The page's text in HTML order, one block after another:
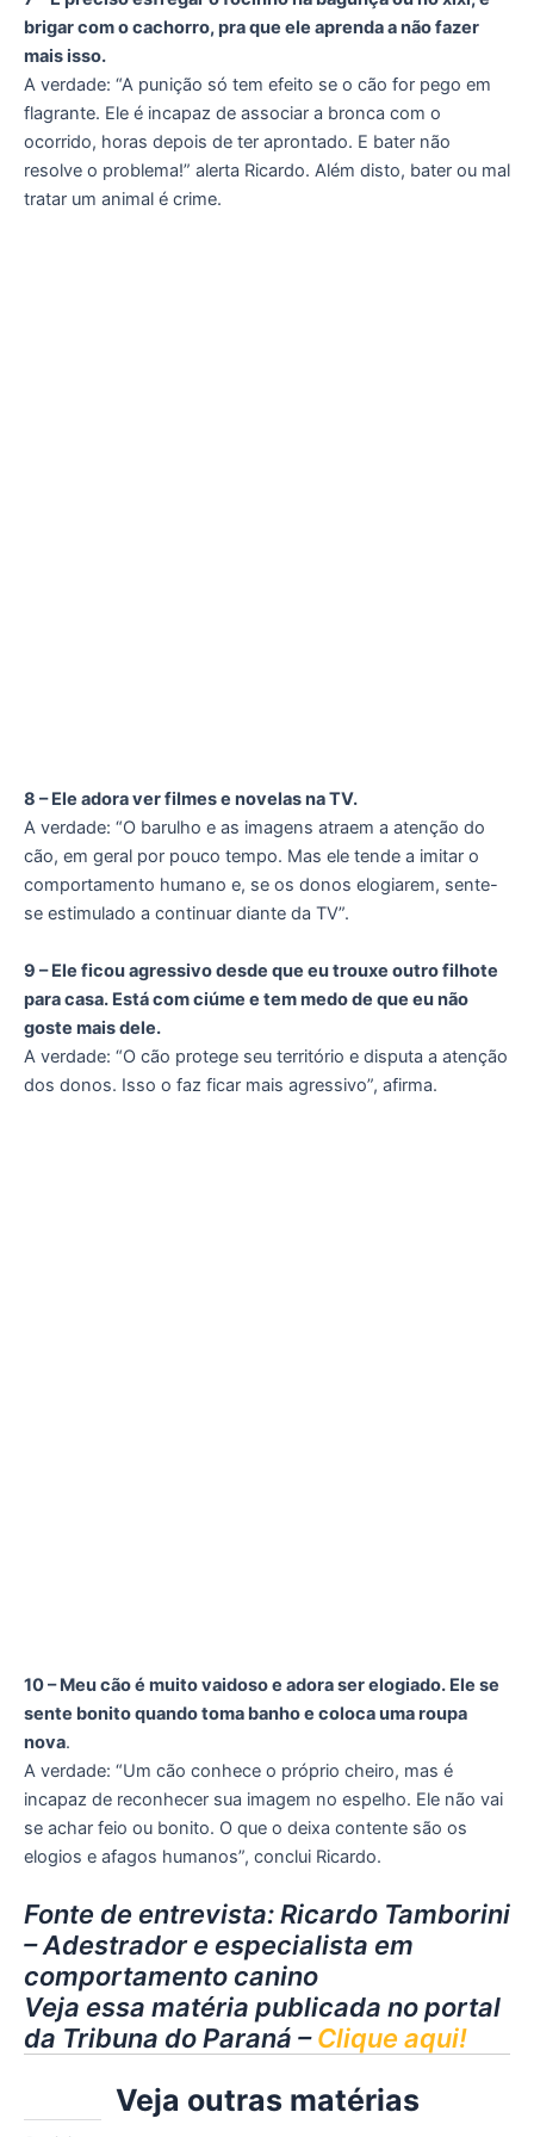
brigar com o cachorro, pra que ele aprenda a não fazer
mais isso.
A verdade: “A punição só tem efeito se o cão for pego em
flagrante. Ele é incapaz de associar a bronca com o
ocorrido, horas depois de ter aprontado. E bater não
resolve o problema!” alerta Ricardo. Além disto, bater ou mal
tratar um animal é crime.
8 – Ele adora ver filmes e novelas na TV.
A verdade: “O barulho e as imagens atraem a atenção do
cão, em geral por pouco tempo. Mas ele tende a imitar o
comportamento humano e, se os donos elogiarem, sente-
se estimulado a continuar diante da TV”.
9 – Ele ficou agressivo desde que eu trouxe outro filhote
para casa. Está com ciúme e tem medo de que eu não
goste mais dele.
A verdade: “O cão protege seu território e disputa a atenção
dos donos. Isso o faz ficar mais agressivo”, afirma.
10 – Meu cão é muito vaidoso e adora ser elogiado. Ele se
sente bonito quando toma banho e coloca uma roupa
nova.
A verdade: “Um cão conhece o próprio cheiro, mas é
incapaz de reconhecer sua imagem no espelho. Ele não vai
se achar feio ou bonito. O que o deixa contente são os
elogios e afagos humanos”, conclui Ricardo.
Fonte de entrevista: Ricardo Tamborini
– Adestrador e especialista em
comportamento canino
Veja essa matéria publicada no portal
da Tribuna do Paraná –Clique aqui!
Veja outras matérias